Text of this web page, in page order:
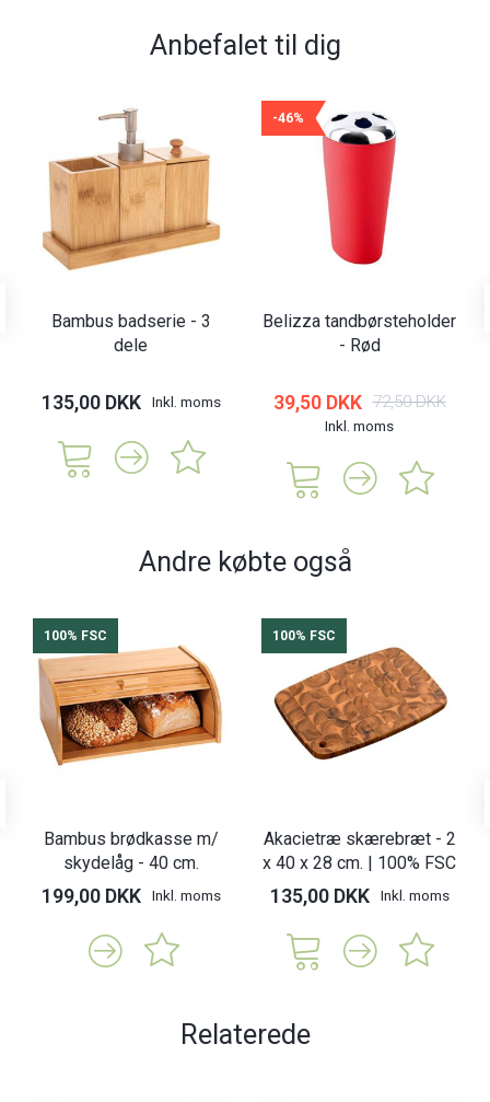
Anbefalet til dig
Bambus badserie - 3
dele
135,00 DKK Inkl. moms
-46%
Belizza tandbørsteholder
- Rød
39,50 DKK 72,50 DKK
Inkl. moms
Andre købte også
100% FSC
Bambus brødkasse m/
skydelåg - 40 cm.
199,00 DKK Inkl. moms
100% FSC
Akacietræ skærebræt - 2
x 40 x 28 cm. | 100% FSC
135,00 DKK Inkl. moms
Relaterede